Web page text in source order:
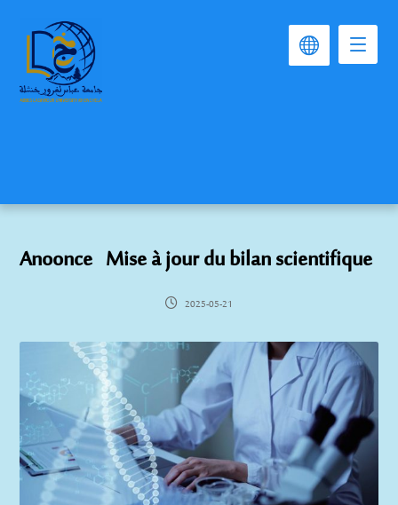
Anoonce Mise à jour du bilan scientifique
2025-05-21